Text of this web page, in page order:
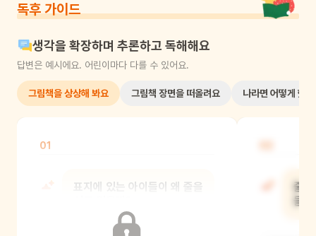
독후 가이드
생각을 확장하며 추론하고 독해해요
답변은 예시에요. 어린이마다 다를 수 있어요.
그림책을 상상해 봐요 그림책 장면을 떠올려요 나라면 어떻게 했
01
표지에 있는 아이들이 왜 줄을
줄
들